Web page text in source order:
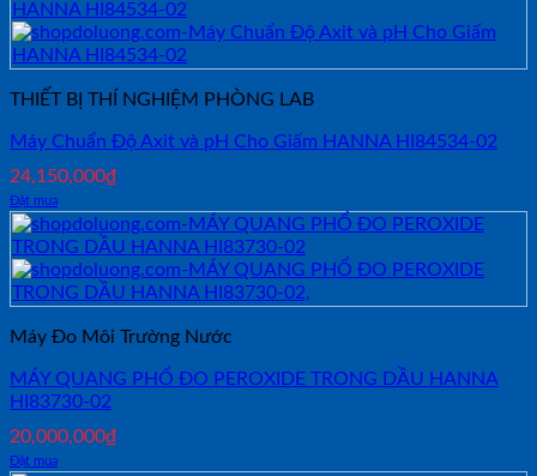
THIẾT BỊ THÍ NGHIỆM PHÒNG LAB
Máy Chuẩn Độ Axit và pH Cho Giấm HANNA HI84534-02
24,150,000₫
Đặt mua
Máy Đo Môi Trường Nước
MÁY QUANG PHỔ ĐO PEROXIDE TRONG DẦU HANNA
HI83730-02
20,000,000₫
Đặt mua